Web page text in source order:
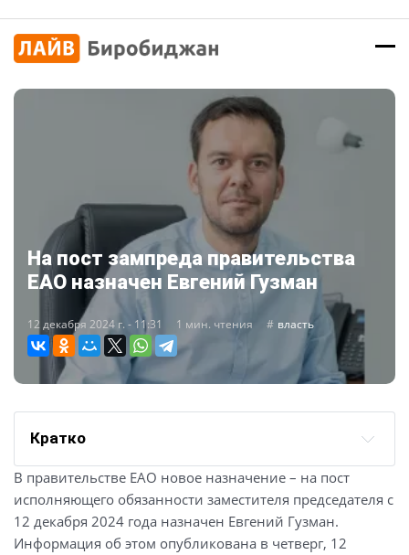
На пост зампреда правительства
ЕАО назначен Евгений Гузман
12 декабря 2024 г. - 11:31 1 мин. чтения власть
Кратко
В правительстве ЕАО новое назначение – на пост
исполняющего обязанности заместителя председателя с
12 декабря 2024 года назначен Евгений Гузман.
Информация об этом опубликована в четверг, 12